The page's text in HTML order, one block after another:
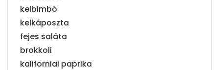
kelbimbó
kelkáposzta
fejes saláta
brokkoli
kaliforniai paprika